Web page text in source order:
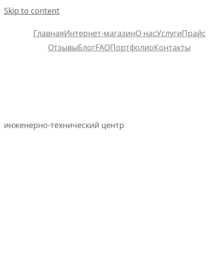
Skip to content
ГлавнаяИнтернет-магазинО насУслугиПрайс
ОтзывыБлогFAQПортфолиоКонтакты
инженерно-технический центр